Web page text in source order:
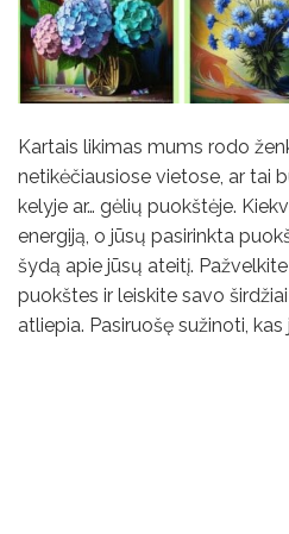
Kartais likimas mums rodo
netikėčiausiose vietose, ar tai
kelyje ar… gėlių puokštėje.
energiją, o jūsų pasirinkta
šydą apie jūsų ateitį.
puokštes ir leiskite savo
atliepia. Pasiruošę sužinoti,